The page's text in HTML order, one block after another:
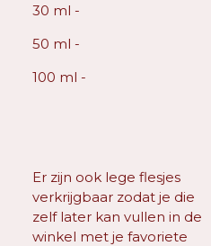
30 ml -
50 ml -
100 ml -
Er zijn ook lege flesjes
verkrijgbaar zodat je die
zelf later kan vullen in de
winkel met je favoriete